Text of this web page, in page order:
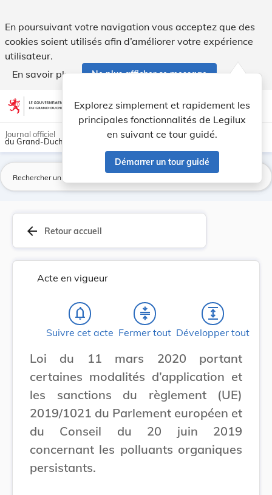
En poursuivant votre navigation vous acceptez que des
cookies soient utilisés afin d’améliorer votre expérience
utilisateur.
En savoir plus
Ne plus afficher ce message
Aller au contenu account_circle help Aide
Explorez simplement et rapidement les
principales fonctionnalités de Legilux
en suivant ce tour guidé.
Démarrer un tour guidé
light_mode dark_mode
Journal officiel
du Grand-Duché de Luxembourg
arrow_back Retour accueil
Acte en vigueur
notifications_none
Suivre cet acte
compress
Fermer tout
expand
Développer tout
Loi du 11 mars 2020 portant
certaines modalités d’application et
les sanctions du règlement (UE)
2019/1021 du Parlement européen et
du Conseil du 20 juin 2019
concernant les polluants organiques
persistants.